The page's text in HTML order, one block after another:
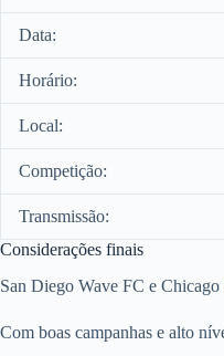
Data:
Horário:
Local:
Competição:
Transmissão:
Considerações finais
San Diego Wave FC e
Com boas campanhas e alto